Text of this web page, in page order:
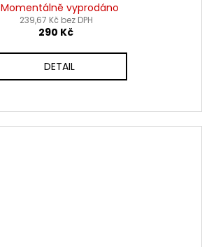
Momentálně vyprodáno
239,67 Kč bez DPH
290 Kč
DETAIL